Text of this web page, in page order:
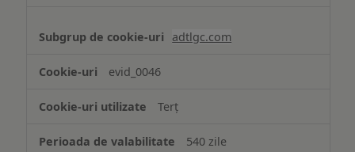
adtlgc.com
evid_0046
Terț
540 zile